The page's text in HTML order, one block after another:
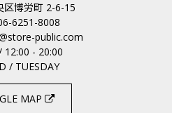
区博労町 2-6-15
6251-8008
public.com
12:00 - 20:00
/ TUESDAY
MAP